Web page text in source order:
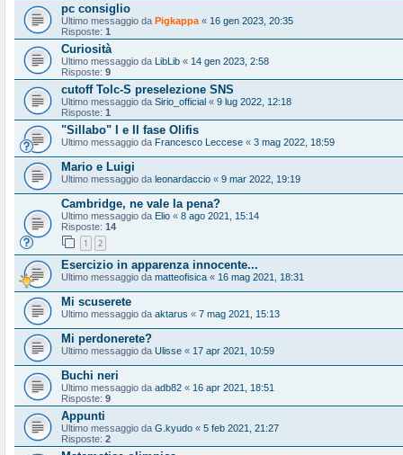
pc consiglio
Ultimo messaggio da Pigkappa « 16 gen 2023, 20:35
Risposte: 1
Curiosità
Ultimo messaggio da LibLib « 14 gen 2023, 2:58
Risposte: 9
cutoff Tolc-S preselezione SNS
Ultimo messaggio da Sirio_official « 9 lug 2022, 12:18
Risposte: 1
"Sillabo" I e II fase Olifis
Ultimo messaggio da Francesco Leccese « 3 mag 2022, 18:59
Mario e Luigi
Ultimo messaggio da leonardaccio « 9 mar 2022, 19:19
Cambridge, ne vale la pena?
Ultimo messaggio da Elio « 8 ago 2021, 15:14
Risposte: 14
1 2
Esercizio in apparenza innocente...
Ultimo messaggio da matteofisica « 16 mag 2021, 18:31
Mi scuserete
Ultimo messaggio da aktarus « 7 mag 2021, 15:13
Mi perdonerete?
Ultimo messaggio da Ulisse « 17 apr 2021, 10:59
Buchi neri
Ultimo messaggio da adb82 « 16 apr 2021, 18:51
Risposte: 9
Appunti
Ultimo messaggio da G.kyudo « 5 feb 2021, 21:27
Risposte: 2